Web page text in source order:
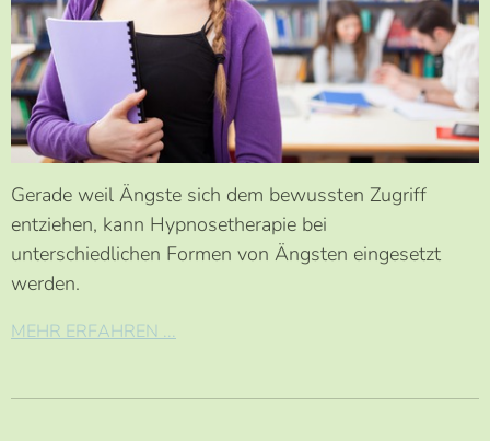
Gerade weil Ängste sich dem bewussten Zugriff
entziehen, kann Hypnosetherapie bei
unterschiedlichen Formen von Ängsten eingesetzt
werden.
MEHR ERFAHREN ...